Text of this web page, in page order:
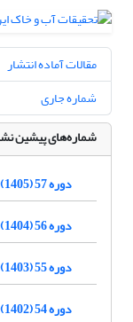
مقالات آماده انتشار
شماره جاری
شماره‌های پیشین
دوره 57 (1405)
دوره 56 (1404)
دوره 55 (1403)
دوره 54 (1402)